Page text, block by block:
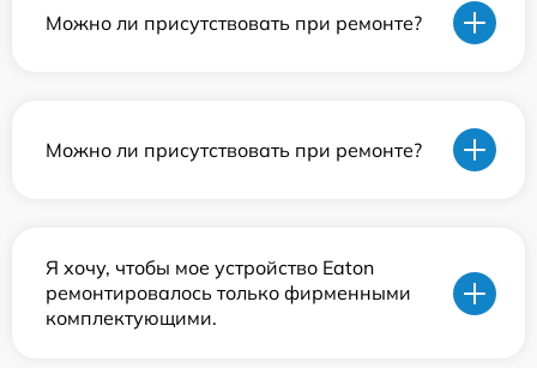
Можно ли присутствовать при ремонте?
Можно ли присутствовать при ремонте?
Я хочу, чтобы мое устройство Eaton
ремонтировалось только фирменными
комплектующими.